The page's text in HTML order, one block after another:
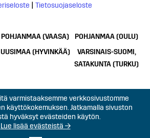
Tietosuojaseloste
POHJANMAA (VAASA)
POHJANMAA (OULU)
UUSIMAA (HYVINKÄÄ)
VARSINAIS-SUOMI,
SATAKUNTA (TURKU)
varmistaaksemme verkkosivustomme
käyttökokemuksen. Jatkamalla sivuston
hyväksyt evästeiden käytön.
Lue lisää evästeistä →